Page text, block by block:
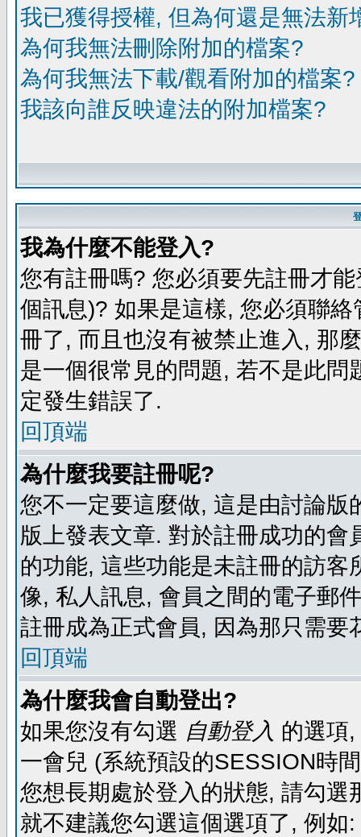
我已獲得授權, 但為何還是無法新
為何我無法刪除附加的檔案?
為何我無法下載/觀看附加的檔案?
我該向誰反映違法的附加檔案?
我為什麼不能登入?
您有註冊嗎? 您必須要先註冊才
個訊息)? 如果是這樣, 您必須聯
冊了, 而且也沒有被禁止進入, 那
是一個很常見的問題, 若不是此
定發生錯誤了.
回頂端
為什麼我要註冊呢?
您不一定要這麼做, 這是由討論
版上發表文章. 對於註冊成功的
的功能, 這些功能是未註冊的訪
像, 私人訊息, 會員之間的電子郵
註冊成為正式會員, 因為那只需要
回頂端
為什麼我會自動登出?
如果您沒有勾選 自動登入 的選項
一會兒 (系統預設的SESSION時
您想長期處於登入的狀態, 請勾
就不建議您勾選這個選項了, 例